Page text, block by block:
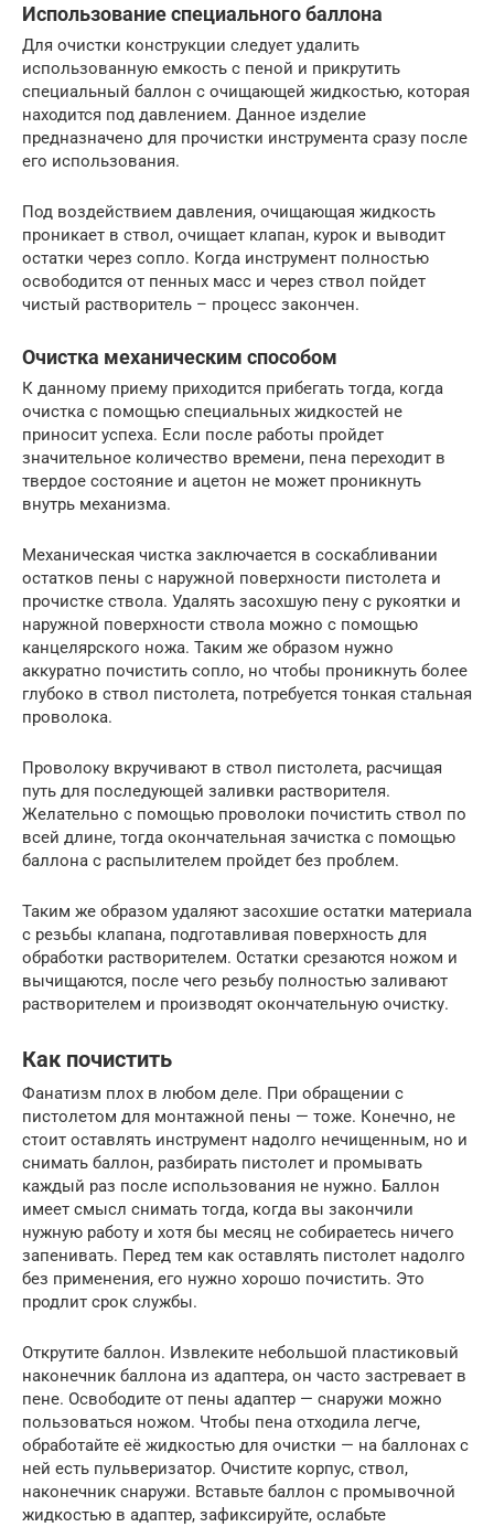
Использование специального баллона
Для очистки конструкции следует удалить
использованную емкость с пеной и прикрутить
специальный баллон с очищающей жидкостью, которая
находится под давлением. Данное изделие
предназначено для прочистки инструмента сразу после
его использования.
Под воздействием давления, очищающая жидкость
проникает в ствол, очищает клапан, курок и выводит
остатки через сопло. Когда инструмент полностью
освободится от пенных масс и через ствол пойдет
чистый растворитель – процесс закончен.
Очистка механическим способом
К данному приему приходится прибегать тогда, когда
очистка с помощью специальных жидкостей не
приносит успеха. Если после работы пройдет
значительное количество времени, пена переходит в
твердое состояние и ацетон не может проникнуть
внутрь механизма.
Механическая чистка заключается в соскабливании
остатков пены с наружной поверхности пистолета и
прочистке ствола. Удалять засохшую пену с рукоятки и
наружной поверхности ствола можно с помощью
канцелярского ножа. Таким же образом нужно
аккуратно почистить сопло, но чтобы проникнуть более
глубоко в ствол пистолета, потребуется тонкая стальная
проволока.
Проволоку вкручивают в ствол пистолета, расчищая
путь для последующей заливки растворителя.
Желательно с помощью проволоки почистить ствол по
всей длине, тогда окончательная зачистка с помощью
баллона с распылителем пройдет без проблем.
Таким же образом удаляют засохшие остатки материала
с резьбы клапана, подготавливая поверхность для
обработки растворителем. Остатки срезаются ножом и
вычищаются, после чего резьбу полностью заливают
растворителем и производят окончательную очистку.
Как почистить
Фанатизм плох в любом деле. При обращении с
пистолетом для монтажной пены — тоже. Конечно, не
стоит оставлять инструмент надолго нечищенным, но и
снимать баллон, разбирать пистолет и промывать
каждый раз после использования не нужно. Баллон
имеет смысл снимать тогда, когда вы закончили
нужную работу и хотя бы месяц не собираетесь ничего
запенивать. Перед тем как оставлять пистолет надолго
без применения, его нужно хорошо почистить. Это
продлит срок службы.
Открутите баллон. Извлеките небольшой пластиковый
наконечник баллона из адаптера, он часто застревает в
пене. Освободите от пены адаптер — снаружи можно
пользоваться ножом. Чтобы пена отходила легче,
обработайте её жидкостью для очистки — на баллонах с
ней есть пульверизатор. Очистите корпус, ствол,
наконечник снаружи. Вставьте баллон с промывочной
жидкостью в адаптер, зафиксируйте, ослабьте